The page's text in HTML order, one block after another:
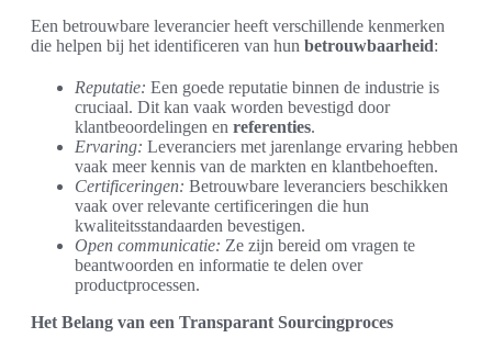
Een betrouwbare leverancier heeft verschillende kenmerken
die helpen bij het identificeren van hun betrouwbaarheid:
Reputatie: Een goede reputatie binnen de industrie is
cruciaal. Dit kan vaak worden bevestigd door
klantbeoordelingen en referenties.
Ervaring: Leveranciers met jarenlange ervaring hebben
vaak meer kennis van de markten en klantbehoeften.
Certificeringen: Betrouwbare leveranciers beschikken
vaak over relevante certificeringen die hun
kwaliteitsstandaarden bevestigen.
Open communicatie: Ze zijn bereid om vragen te
beantwoorden en informatie te delen over
productprocessen.
Het Belang van een Transparant Sourcingproces